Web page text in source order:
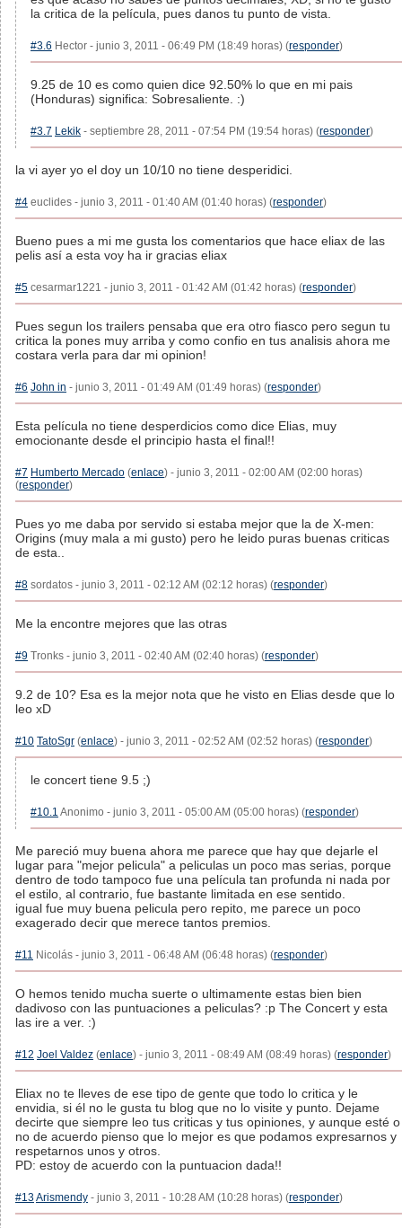
la critica de la película, pues danos tu punto de vista.
#3.6 Hector - junio 3, 2011 - 06:49 PM (18:49 horas) (responder)
9.25 de 10 es como quien dice 92.50% lo que en mi pais
(Honduras) significa: Sobresaliente. :)
#3.7 Lekik - septiembre 28, 2011 - 07:54 PM (19:54 horas) (responder)
la vi ayer yo el doy un 10/10 no tiene desperidici.
#4 euclides - junio 3, 2011 - 01:40 AM (01:40 horas) (responder)
Bueno pues a mi me gusta los comentarios que hace eliax de las
pelis así a esta voy ha ir gracias eliax
#5 cesarmar1221 - junio 3, 2011 - 01:42 AM (01:42 horas) (responder)
Pues segun los trailers pensaba que era otro fiasco pero segun tu
critica la pones muy arriba y como confio en tus analisis ahora me
costara verla para dar mi opinion!
#6 John in - junio 3, 2011 - 01:49 AM (01:49 horas) (responder)
Esta película no tiene desperdicios como dice Elias, muy
emocionante desde el principio hasta el final!!
#7 Humberto Mercado (enlace) - junio 3, 2011 - 02:00 AM (02:00 horas)
(responder)
Pues yo me daba por servido si estaba mejor que la de X-men:
Origins (muy mala a mi gusto) pero he leido puras buenas criticas
de esta..
#8 sordatos - junio 3, 2011 - 02:12 AM (02:12 horas) (responder)
Me la encontre mejores que las otras
#9 Tronks - junio 3, 2011 - 02:40 AM (02:40 horas) (responder)
9.2 de 10? Esa es la mejor nota que he visto en Elias desde que lo
leo xD
#10 TatoSgr (enlace) - junio 3, 2011 - 02:52 AM (02:52 horas) (responder)
le concert tiene 9.5 ;)
#10.1 Anonimo - junio 3, 2011 - 05:00 AM (05:00 horas) (responder)
Me pareció muy buena ahora me parece que hay que dejarle el
lugar para "mejor pelicula" a peliculas un poco mas serias, porque
dentro de todo tampoco fue una película tan profunda ni nada por
el estilo, al contrario, fue bastante limitada en ese sentido.
igual fue muy buena pelicula pero repito, me parece un poco
exagerado decir que merece tantos premios.
#11 Nicolás - junio 3, 2011 - 06:48 AM (06:48 horas) (responder)
O hemos tenido mucha suerte o ultimamente estas bien bien
dadivoso con las puntuaciones a peliculas? :p The Concert y esta
las ire a ver. :)
#12 Joel Valdez (enlace) - junio 3, 2011 - 08:49 AM (08:49 horas) (responder)
Eliax no te lleves de ese tipo de gente que todo lo critica y le
envidia, si él no le gusta tu blog que no lo visite y punto. Dejame
decirte que siempre leo tus criticas y tus opiniones, y aunque esté o
no de acuerdo pienso que lo mejor es que podamos expresarnos y
respetarnos unos y otros.
PD: estoy de acuerdo con la puntuacion dada!!
#13Arismendy - junio 3, 2011 - 10:28 AM (10:28 horas) (responder)